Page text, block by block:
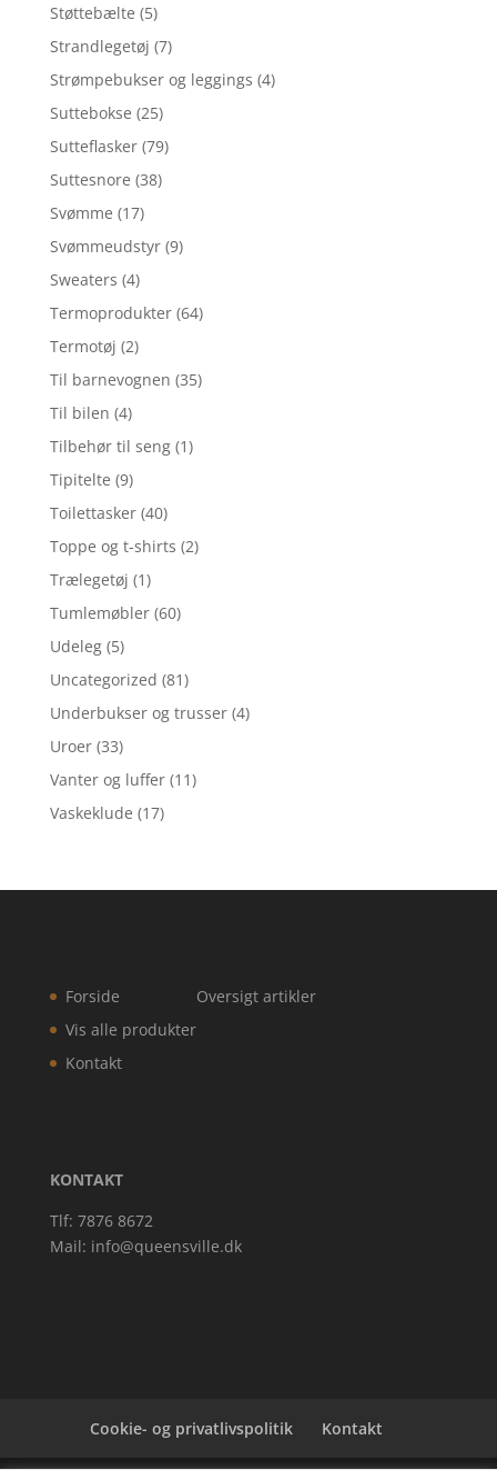
Støttebælte (5)
Strandlegetøj (7)
Strømpebukser og leggings (4)
Suttebokse (25)
Sutteflasker (79)
Suttesnore (38)
Svømme (17)
Svømmeudstyr (9)
Sweaters (4)
Termoprodukter (64)
Termotøj (2)
Til barnevognen (35)
Til bilen (4)
Tilbehør til seng (1)
Tipitelte (9)
Toilettasker (40)
Toppe og t-shirts (2)
Trælegetøj (1)
Tumlemøbler (60)
Udeleg (5)
Uncategorized (81)
Underbukser og trusser (4)
Uroer (33)
Vanter og luffer (11)
Vaskeklude (17)
Forside
Vis alle produkter
Kontakt
Oversigt artikler
KONTAKT
Tlf: 7876 8672
Mail: info@queensville.dk
Cookie- og privatlivspolitik Kontakt